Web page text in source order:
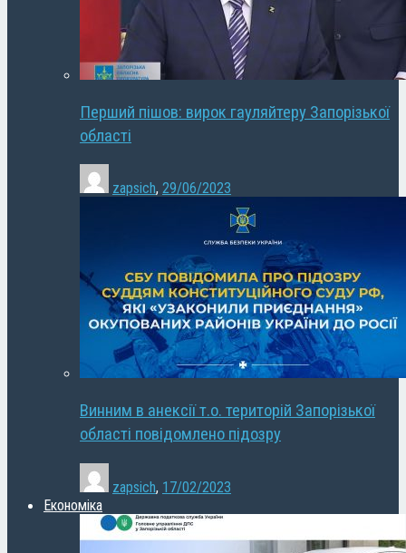
Перший пішов: вирок гауляйтеру Запорізької
області
zapsich, 29/06/2023
Винним в анексії т.о. територій Запорізької
області повідомлено підозру
zapsich, 17/02/2023
Економіка